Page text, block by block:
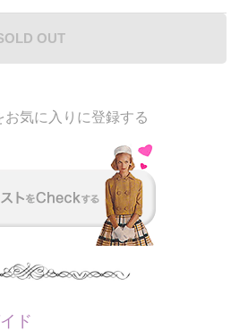
OUT
お気に入りに登録する
ド